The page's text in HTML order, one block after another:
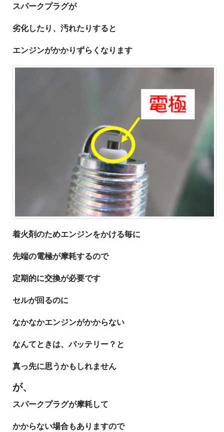
スパークプラグが
劣化したり、汚れたりすると
エンジンがかかりずらくなります
着火剤のためエンジンをかける毎に
先端の電極が摩耗するので
定期的に交換が必要です
セルが回るのに
なかなかエンジンがかからない
なんてときは、バッテリー？と
真っ先に思うかもしれません
が、
スパークプラグが摩耗して
かからない場合もありますので